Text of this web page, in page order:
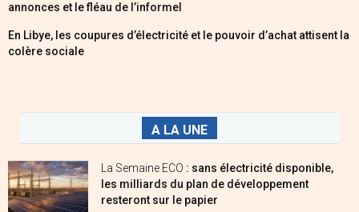
annonces et le fléau de l’informel
En Libye, les coupures d’électricité et le pouvoir d’achat attisent la
colère sociale
A LA UNE
La Semaine ECO : sans électricité disponible,
les milliards du plan de développement
resteront sur le papier